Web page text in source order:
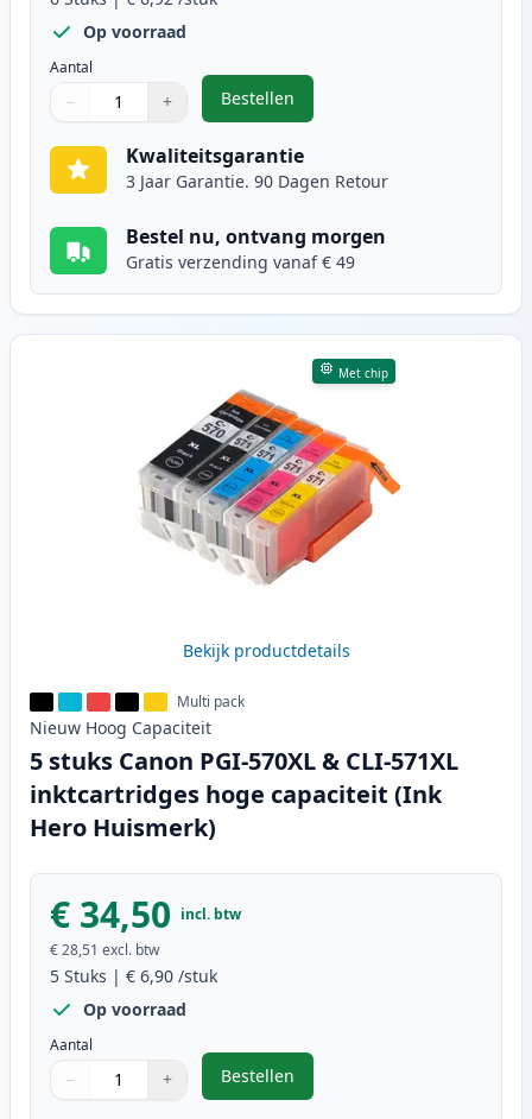
Op voorraad
Aantal
Gebruik de knoppen om aan te passen
− +
1
Bestellen
,6 stuks Canon PGI-570XL &
Kwaliteitsgarantie
3 Jaar Garantie. 90 Dagen Retour
Bestel nu, ontvang morgen
Gratis verzending vanaf € 49
Met chip
Bekijk productdetails
Multi pack
Nieuw Hoog Capaciteit
5 stuks Canon PGI-570XL & CLI-571XL
inktcartridges hoge capaciteit (Ink
Hero Huismerk)
€ 34,50 incl. btw
€ 28,51 excl. btw
5 Stuks | € 6,90 /stuk
Op voorraad
Aantal
Gebruik de knoppen om aan te passen
− +
1
Bestellen
,5 stuks Canon PGI-570XL &